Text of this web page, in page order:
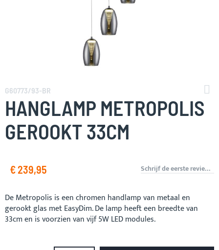
naar
het
begin
van
de
afbeeldingen-
G60773/93-BR
HANGLAMP METROPOLIS
GEROOKT 33CM
€ 239,95 Schrijf de eerste review over dit product
De Metropolis is een chromen handlamp van metaal en
gerookt glas met EasyDim. De lamp heeft een breedte van
33cm en is voorzien van vijf 5W LED modules.